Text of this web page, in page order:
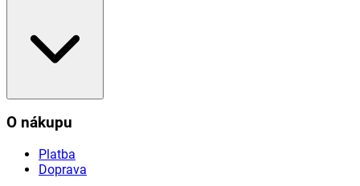
O nákupu
Platba
Doprava